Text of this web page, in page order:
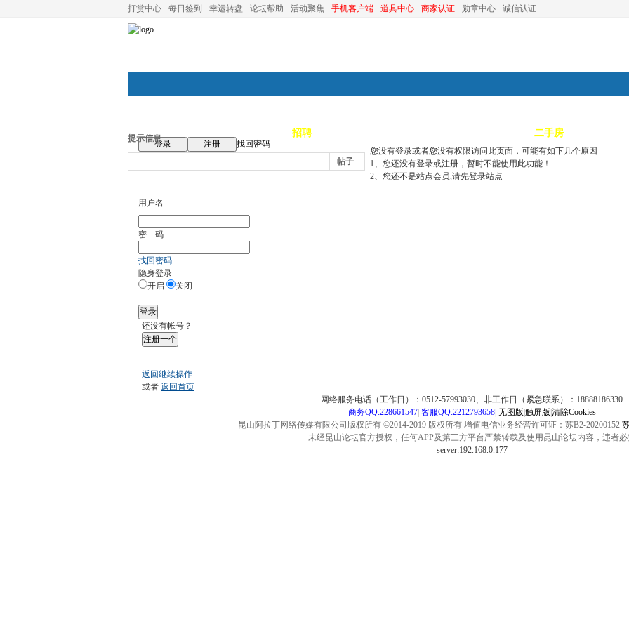
打赏中心 每日签到 幸运转盘 论坛帮助 活动聚焦 手机客户端 道具中心 商家认证 勋章中心 诚信认证
论坛首页 招聘 二手房
登录 注册
找回密码
帖子
提示信息
您没有登录或者您没有权限访问此页面，可能有如下几个原因
1、您还没有登录或注册，暂时不能使用此功能！
2、您还不是站点会员,请先登录站点
用户名
密 码
找回密码
隐身登录
开启
关闭
登录
还没有帐号？
注册一个
返回继续操作
或者 返回首页
网络服务电话（工作日）：0512-57993030、非工作日（紧急联系）：18888186330
商务QQ:228661547| 客服QQ:2212793658| 无图版 触屏版 清除Cookies
昆山阿拉丁网络传媒有限公司版权所有 ©2014-2019 版权所有 增值电信业务经营许可证：苏B2-20200152
未经昆山论坛官方授权，任何APP及第三方平台严禁转载及使用昆山论坛内容，违者必
server:192.168.0.177